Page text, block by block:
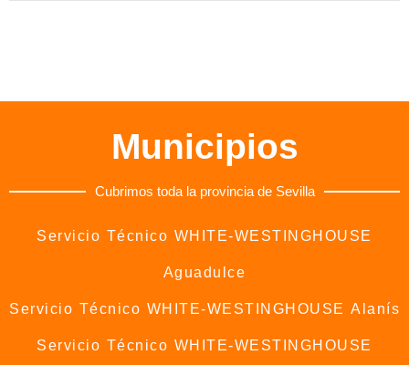
Municipios
Cubrimos toda la provincia de Sevilla
Servicio Técnico WHITE-WESTINGHOUSE
Aguadulce
Servicio Técnico WHITE-WESTINGHOUSE Alanís
Servicio Técnico WHITE-WESTINGHOUSE